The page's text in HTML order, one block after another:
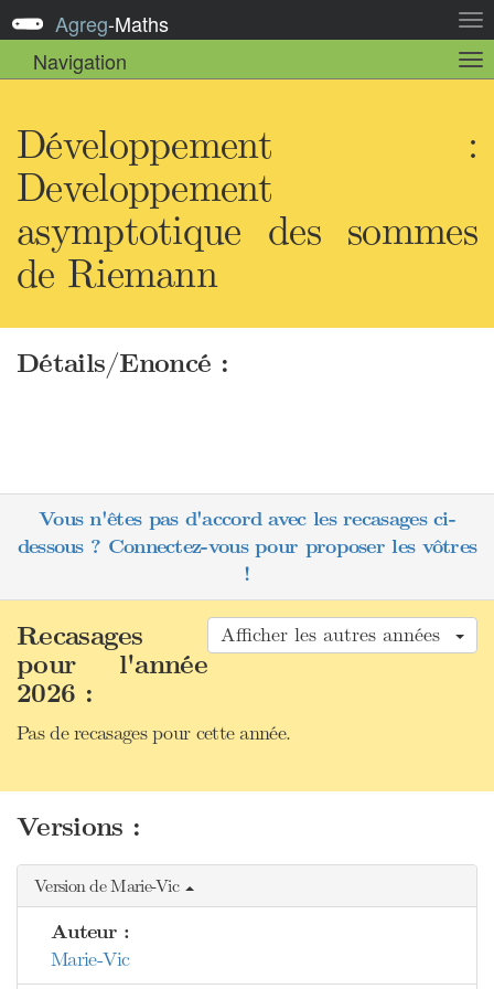
la
Agreg-Maths
Navigation
la
Développement :
Developpement
asymptotique des sommes
de Riemann
Détails/Enoncé :
Vous n'êtes pas d'accord avec les recasages ci-
dessous ? Connectez-vous pour proposer les vôtres
!
Afficher les autres années
Recasages
pour l'année
2026 :
Pas de recasages pour cette année.
Versions :
Version de Marie-Vic
Auteur :
Marie-Vic